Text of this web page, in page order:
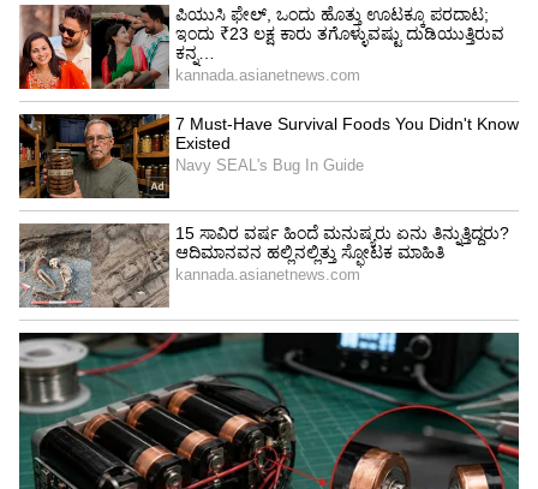
ಅಸಹಾಯಕರಾಗಿದ್ದಾರೆ. ಅಲಿಂಗ ಸಮಾವೇಶವನ್ನು
ಫೆಬ್ರವರಿಯಲ್ಲಿ ಮಾಡುತ್ತೇನೆ. ಕರ್ನಾಟಕದಲ್ಲಿ ಬಸವ ಕೃಪಾದ
ಸಿದ್ದಾಂತ ತರುತ್ತೇನೆ.‌ ಕಾಂಗ್ರೆಸ್ ಮತ್ತು ಬಿಜೆಪಿಯವರು ನನ್ನ
ಜೊತೆ ಟೆಚ್ ನಲ್ಲಿಯೇ ಇದ್ದಾರೆ ಎಂದು ಬಾಂಬ್ ಸಿಡಿಸಿದ್ದರು.
ವಿರೋಧ ಪಕ್ಷದ ನಾಯಕ ಸಿದ್ದರಾಮಯ್ಯ, ಕೆಪಿಸಿಸಿ ಅಧ್ಯಕ್ಷ
ಡಿಕೆ ಶಿವಕುಮಾರ್‌ ಮಾತ್ರವಲ್ಲ ರಾಹುಲ್‌ ಗಾಂಧಿಯ ಬಗ್ಗೆಯೂ
ಕಿಡಿ ನುಡಿಗಳ ಮೂಲಕ ವಾಗ್ದಾಳಿ ನಡೆಸಿದ್ದ ಇಬ್ರಾಹಿಂ ಜೆಡಿಎಸ್‌
ಬಾಗಿಲು ತಟ್ಟಿದ್ದರು. ತನ್ನ ಮುಂದಿನ ಪಯಣ ಬಹುತೇಕ
ಜೆಡಿಎಸ್‌ ಕಡೆಗೆ ಎಂದು ಬಹಿರಂಗವಾಗಿಯೇ ಹೇಳಿಕೆ
ನೀಡಿದ್ದರು.
ಫೆಬ್ರವರಿ 14 ರಂದು ಈ ಬಗ್ಗೆ ಅಧಿಕೃತವಾಗಿ ಘೋಷಣೆ